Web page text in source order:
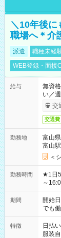
＼10年後に
職場へ＊介
派遣 職種未経
WEB登録・面接
給与
無資
い／
完了
交
交通費
勤務地
富山
富山駅
＜
勤務時間
★1日5時間
～
の場
せん
象と
り、
期間
開始
でも
特徴 日払
服装